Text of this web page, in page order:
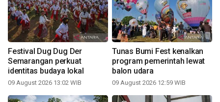
Festival Dug Dug Der
Semarangan perkuat
identitas budaya lokal
09 August 2026 13:02 WIB
Tunas Bumi Fest kenalkan
program pemerintah lewat
balon udara
09 August 2026 12:59 WIB